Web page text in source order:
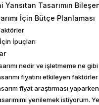
Tasarımın
İçin Bütçe Planlaması
İpuçları
nedir ve işletmeme ne
fiyatını etkileyen
fiyat araştırması
yenilemek istiyorum.